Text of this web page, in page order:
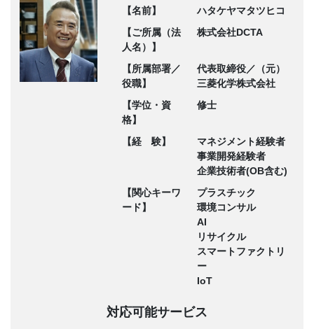
【名前】
ハタケヤマタツヒコ
【ご所属（法
人名）】
株式会社DCTA
【所属部署／
役職】
代表取締役／（元）
三菱化学株式会社
【学位・資
格】
修士
【経 験】
マネジメント経験者
事業開発経験者
企業技術者(OB含む)
【関心キーワ
ード】
プラスチック
環境コンサル
AI
リサイクル
スマートファクトリ
ー
IoT
対応可能サービス